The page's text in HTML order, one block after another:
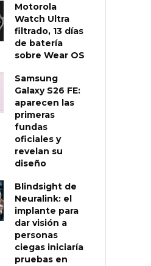
Motorola
Watch Ultra
filtrado, 13 días
de batería
sobre Wear OS
Samsung
Galaxy S26 FE:
aparecen las
primeras
fundas
oficiales y
revelan su
diseño
Blindsight de
Neuralink: el
implante para
dar visión a
personas
ciegas iniciaría
pruebas en